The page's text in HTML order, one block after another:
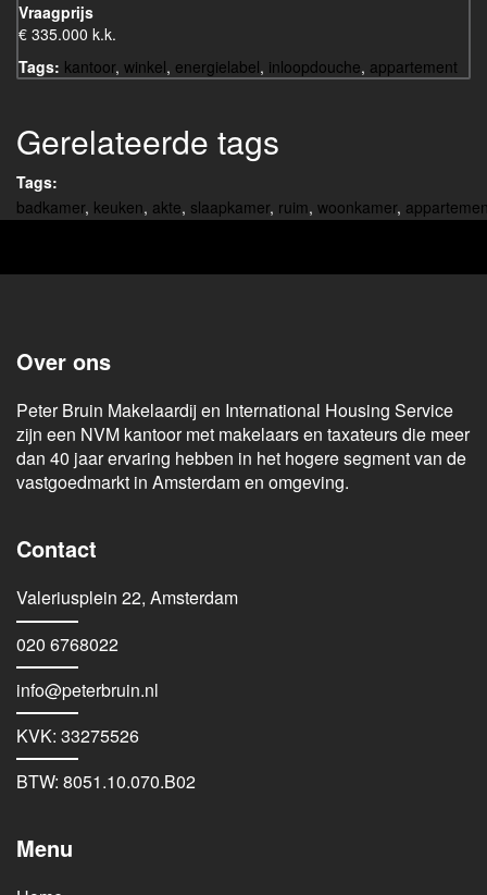
Vraagprijs
€ 335.000 k.k.
Tags: kantoor, winkel, energielabel, inloopdouche, appartement
Gerelateerde tags
Tags:
badkamer, keuken, akte, slaapkamer, ruim, woonkamer,
Over ons
Peter Bruin Makelaardij en International Housing Service
zijn een NVM kantoor met makelaars en taxateurs die meer
dan 40 jaar ervaring hebben in het hogere segment van de
vastgoedmarkt in Amsterdam en omgeving.
Contact
Valeriusplein 22, Amsterdam
020 6768022
info@peterbruin.nl
KVK: 33275526
BTW: 8051.10.070.B02
Menu